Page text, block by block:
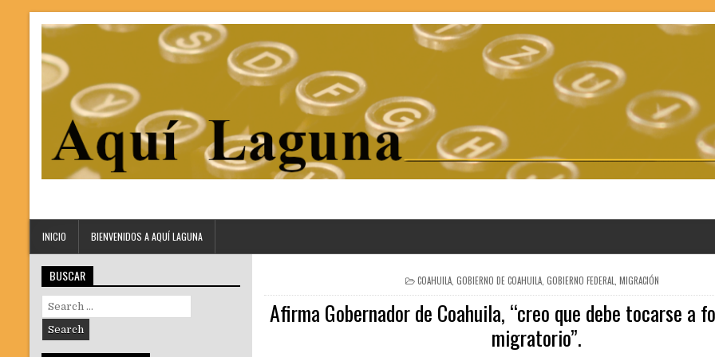
INICIO BIENVENIDOS A AQUÍ LAGUNA
POSTED
IN
COAHUILA, GOBIERNO DE COAHUILA, GOBIERNO FEDERAL, MIGRACIÓN
Afirma Gobernador de Coahuila, “creo que debe tocarse a
migratorio”.
BUSCAR
Search
for: